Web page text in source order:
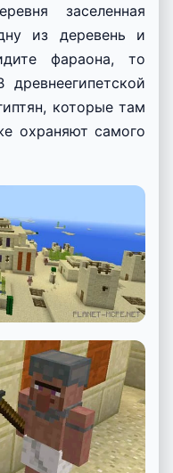
заселенная
из деревень и
фараона, то
древнеегипетской
которые там
охраняют самого